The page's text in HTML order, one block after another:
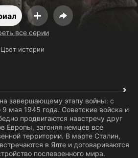
все серии
Цвет истории
завершающему этапу войны: с
мая 1945 года. Советские войска и
продвигаются навстречу друг
Европы, загоняя немцев все
территории. В марте Сталин,
в Ялте и договариваются
послевоенного мира.